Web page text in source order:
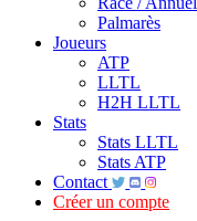
Palmarès
Joueurs
ATP
LLTL
H2H LLTL
Stats
Stats LLTL
Stats ATP
Contact
Créer un compte